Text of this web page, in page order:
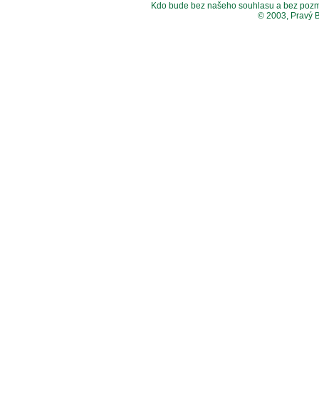
Kdo bude bez našeho souhlasu a bez
© 2003, Pravý